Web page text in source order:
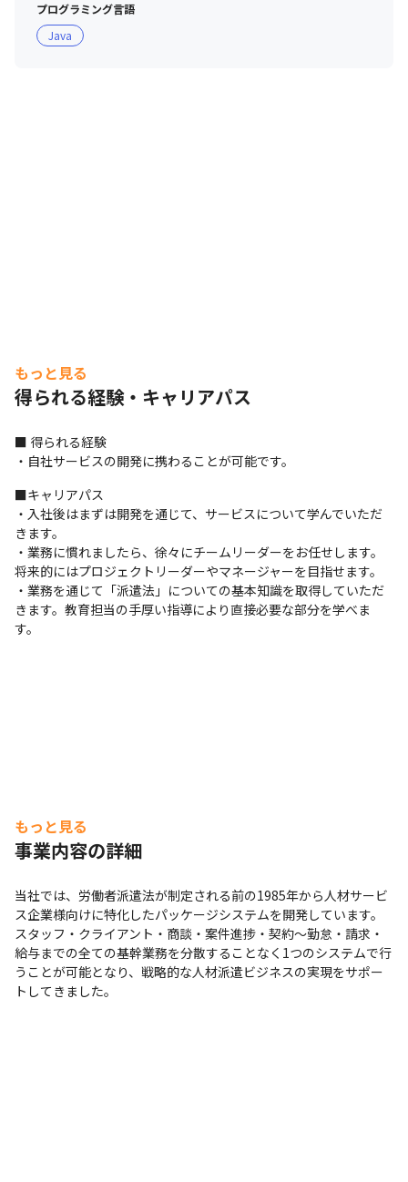
プログラミング言語
Java
もっと見る
得られる経験・キャリアパス
■ 得られる経験
・自社サービスの開発に携わることが可能です。
■キャリアパス
・入社後はまずは開発を通じて、サービスについて学んでいただ
きます。
・業務に慣れましたら、徐々にチームリーダーをお任せします。
将来的にはプロジェクトリーダーやマネージャーを目指せます。
・業務を通じて「派遣法」についての基本知識を取得していただ
きます。教育担当の手厚い指導により直接必要な部分を学べま
す。
もっと見る
事業内容の詳細
当社では、労働者派遣法が制定される前の1985年から人材サービ
ス企業様向けに特化したパッケージシステムを開発しています。
スタッフ・クライアント・商談・案件進捗・契約～勤怠・請求・
給与までの全ての基幹業務を分散することなく1つのシステムで行
うことが可能となり、戦略的な人材派遣ビジネスの実現をサポー
トしてきました。